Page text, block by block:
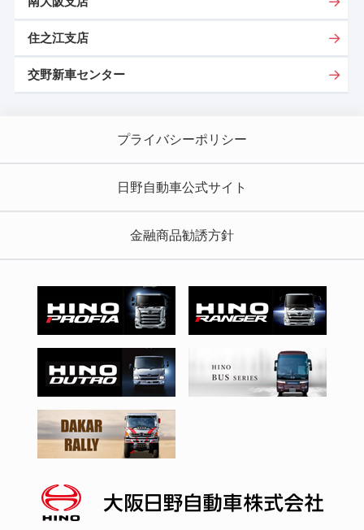
住之江支店
交野新車センター
プライバシーポリシー
日野自動車公式サイト
金融商品勧誘方針